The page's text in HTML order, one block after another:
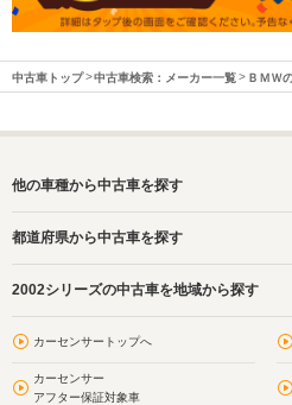
中古車トップ 中古車検索：メーカー一覧 ＢＭＷ
他の車種から中古車を探す
都道府県から中古車を探す
2002シリーズの中古車を地域から探す
カーセンサートップへ
カーセンサー
アフター保証対象車